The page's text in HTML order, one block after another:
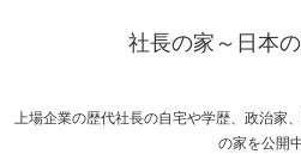
社長の家～日本
上場企業の歴代社長の自宅や学歴、政治家
の家を公開中